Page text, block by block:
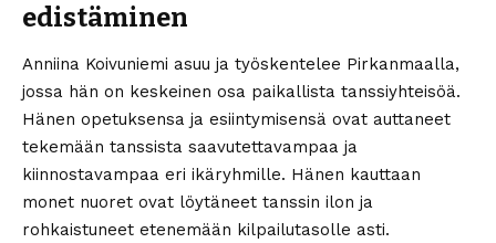
edistäminen
Anniina Koivuniemi asuu ja työskentelee Pirkanmaalla,
jossa hän on keskeinen osa paikallista tanssiyhteisöä.
Hänen opetuksensa ja esiintymisensä ovat auttaneet
tekemään tanssista saavutettavampaa ja
kiinnostavampaa eri ikäryhmille. Hänen kauttaan
monet nuoret ovat löytäneet tanssin ilon ja
rohkaistuneet etenemään kilpailutasolle asti.